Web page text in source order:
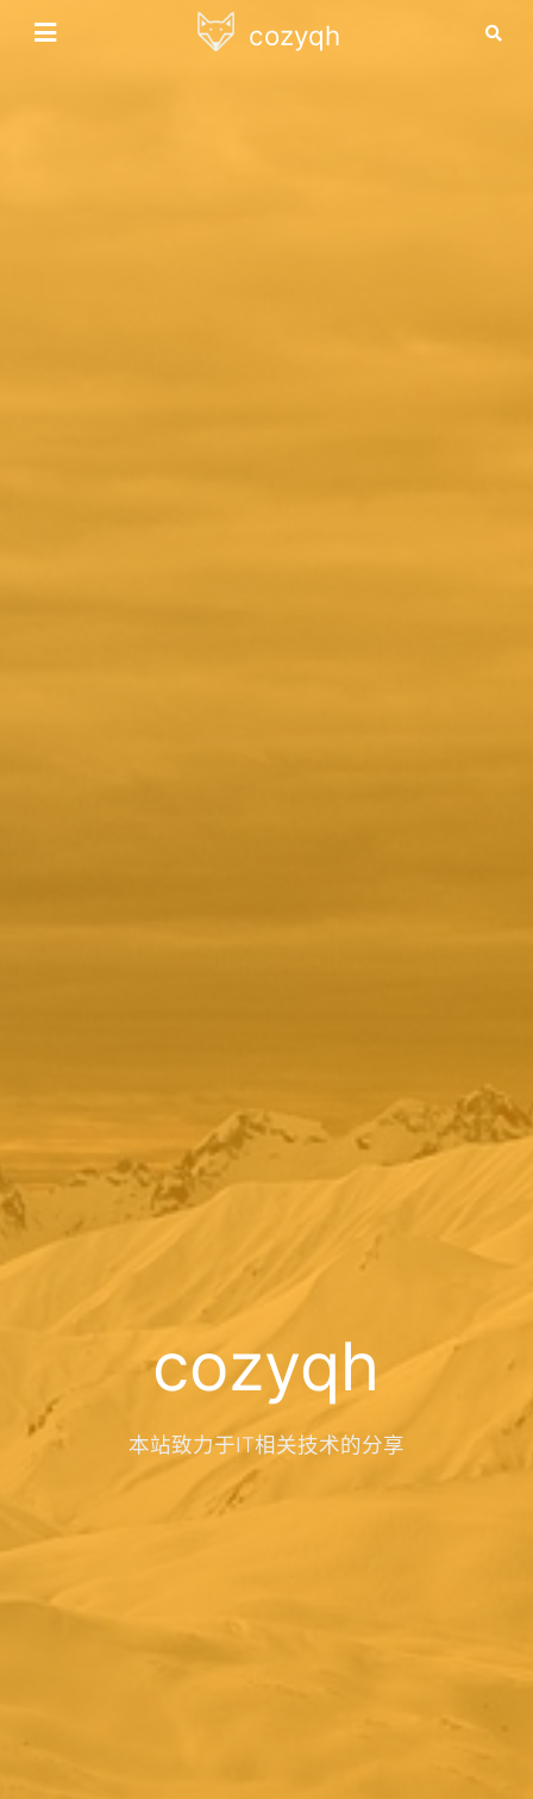
cozyqh
cozyqh
本站致力于IT相关技术的分享